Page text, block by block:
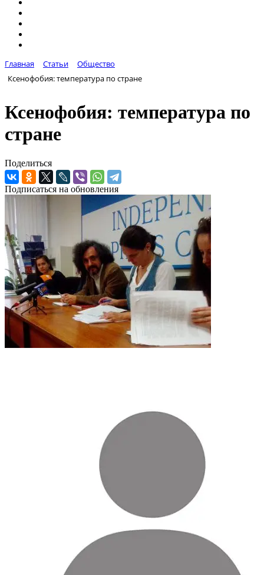
Главная Статьи
Общество
Ксенофобия: температура по стране
Ксенофобия: температура по
стране
Поделиться
Подписаться на обновления